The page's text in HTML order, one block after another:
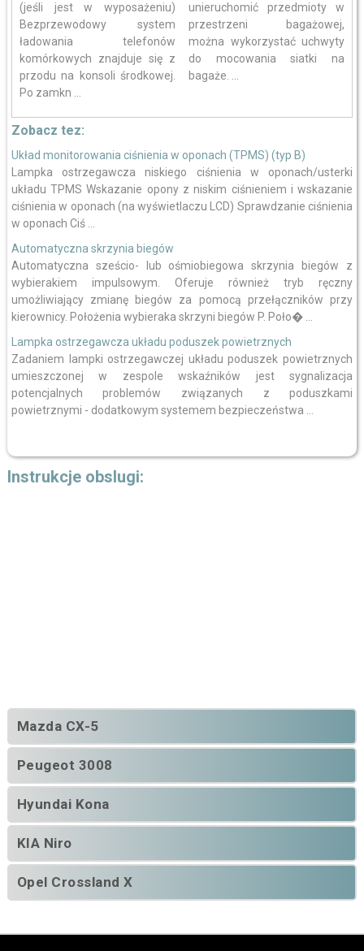
(jeśli jest w wyposażeniu)
Bezprzewodowy system
ładowania telefonów
komórkowych znajduje się z
przodu na konsoli środkowej.
Po zamkn ...
unieruchomić przedmioty w
przestrzeni bagażowej,
można wykorzystać uchwyty
do mocowania siatki na
bagaże. ...
Zobacz tez:
Układ monitorowania ciśnienia w oponach (TPMS) (typ B)
Lampka ostrzegawcza niskiego ciśnienia w oponach/usterki
układu TPMS Wskazanie opony z niskim ciśnieniem i wskazanie
ciśnienia w oponach (na wyświetlaczu LCD) Sprawdzanie ciśnienia
w oponach Ciś ...
Automatyczna skrzynia biegów
Automatyczna sześcio- lub ośmiobiegowa skrzynia biegów z
wybierakiem impulsowym. Oferuje również tryb ręczny
umożliwiający zmianę biegów za pomocą przełączników przy
kierownicy. Położenia wybieraka skrzyni biegów P. Poło� ...
Lampka ostrzegawcza układu poduszek powietrznych
Zadaniem lampki ostrzegawczej układu poduszek powietrznych
umieszczonej w zespole wskaźników jest sygnalizacja
potencjalnych problemów związanych z poduszkami
powietrznymi - dodatkowym systemem bezpieczeństwa ...
Instrukcje obslugi:
Mazda CX-5
Peugeot 3008
Hyundai Kona
KIA Niro
Opel Crossland X